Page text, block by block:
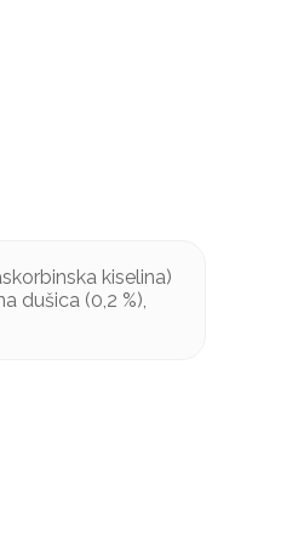
kiselina)
dušica (0,2 %),